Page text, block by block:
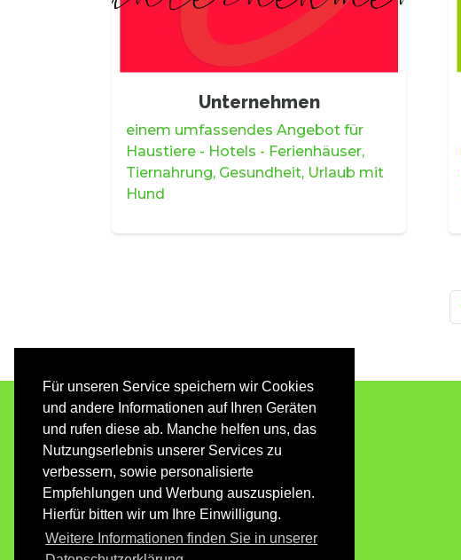
Für unseren Service speichern wir Cookies
und andere Informationen auf Ihren Geräten
und rufen diese ab. Manche helfen uns, das
Nutzungserlebnis unserer Services zu
verbessern, sowie personalisierte
Empfehlungen und Werbung auszuspielen.
Hierfür bitten wir um Ihre Einwilligung.
Weitere Informationen finden Sie in unserer
Unternehmen
einem umfassendes Angebot für
Haustiere - Hotels - Ferienhäuser,
Tiernahrung, Gesundheit, Urlaub mit
Hund
COELIA TI